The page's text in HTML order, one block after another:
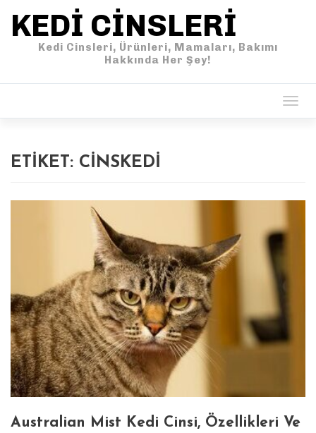
KEDI CINSLERI
Kedi Cinsleri, Ürünleri, Mamaları, Bakımı
Hakkında Her Şey!
ETIKET: CINSKEDI
Australian Mist Kedi Cinsi, Özellikleri Ve